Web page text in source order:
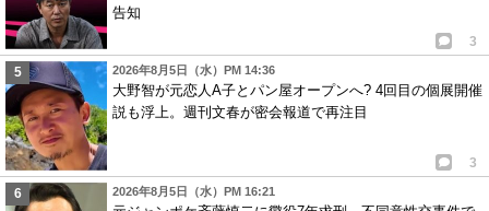
告知
3
2026年8月5日（水）PM 14:36
大野智が元恋人A子とパン屋オープンへ? 4回目の個展開催
説も浮上。週刊文春が密会報道で再注目
3
2026年8月5日（水）PM 16:21